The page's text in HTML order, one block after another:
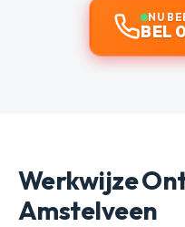
NU
BEL
Werkwijze
Amstelveen